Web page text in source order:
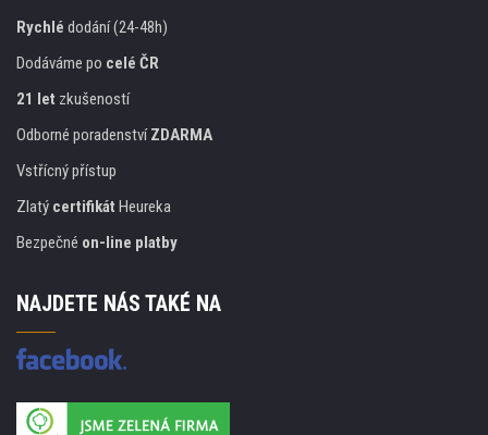
Rychlé dodání (24-48h)
Dodáváme po celé ČR
21 let zkušeností
Odborné poradenstvíZDARMA
Vstřícný přístup
Zlatý certifikát Heureka
Bezpečné on-line platby
NAJDETE NÁS TAKÉ NA